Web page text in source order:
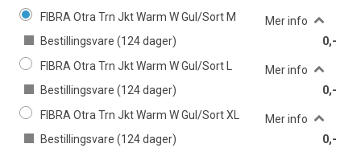
FIBRA Otra Trn Jkt Warm W Gul/Sort M
Mer info
Bestillingsvare (124dager)
0,-
FIBRA Otra Trn Jkt Warm W Gul/Sort L
Mer info
Bestillingsvare (124dager)
0,-
FIBRA Otra Trn Jkt Warm W Gul/Sort XL
Mer info
Bestillingsvare (124dager)
0,-